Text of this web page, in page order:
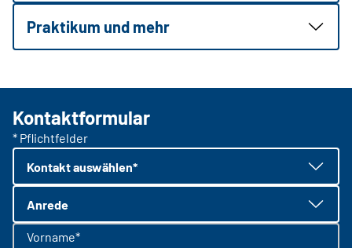
Praktikum und mehr
Kontaktformular
* Pflichtfelder
Kontakt auswählen*
Anrede
Vorname*